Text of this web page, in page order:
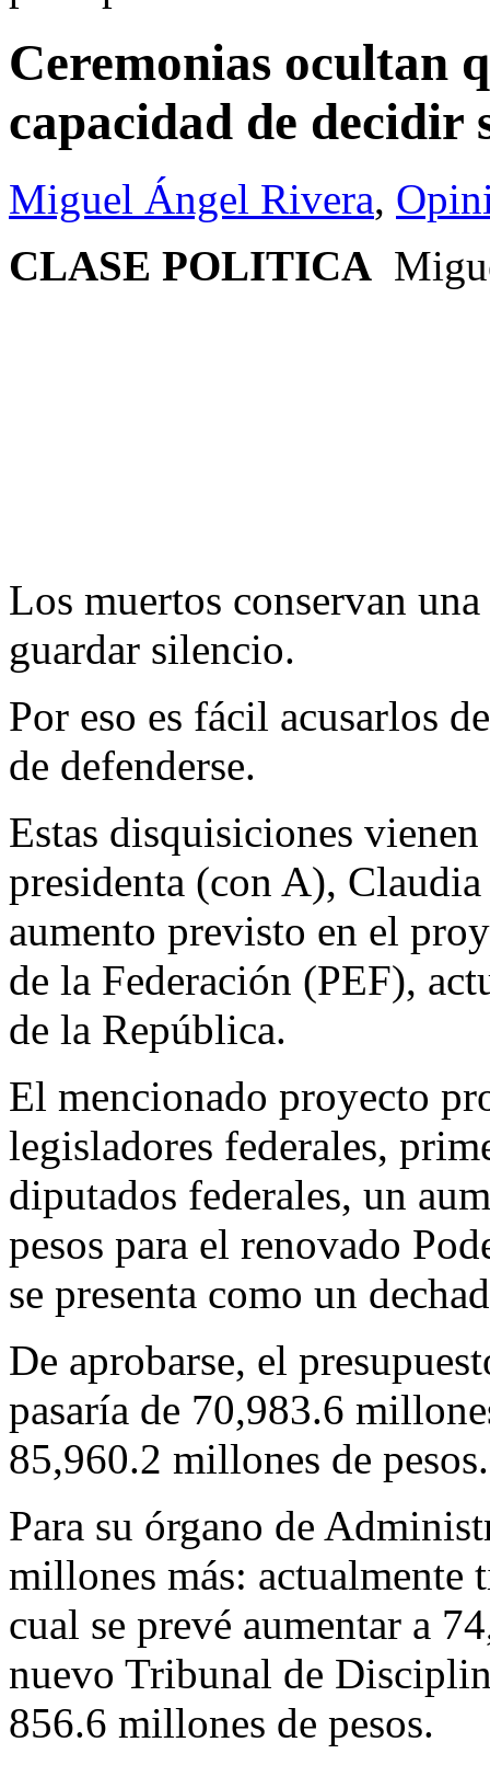
Ceremonias ocultan
capacidad de decidir
Miguel Ángel Rivera,
CLASE POLITICA
Los muertos conservan
guardar silencio.
Por eso es fácil acusarlos
de defenderse.
Estas disquisiciones
presidenta (con A),
aumento previsto en el
de la Federación (PEF),
de la República.
El mencionado proyecto
legisladores federales,
diputados federales, un
pesos para el renovado
se presenta como un
De aprobarse, el
pasaría de 70,983.6
85,960.2 millones de pesos.
Para su órgano de
millones más: actualmente
cual se prevé aumentar a
nuevo Tribunal de
856.6 millones de pesos.